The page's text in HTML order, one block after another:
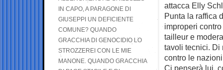
attacca Elly
Punta la raffica
improperi
tailleur e
tavoli tecnici. Di
contro le
Ci penserà lui,
IN CAPO, A PARAGONE DI
GIUSEPPI UN DEFICIENTE
COMUNE? QUANDO
GRACCHIA DI GENOCIDIO LO
STROZZEREI CON LE MIE
MANONE. QUANDO GRACCHIA